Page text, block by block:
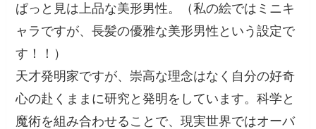
ぱっと見は上品な美形男性。（私の絵ではミニキ
ャラですが、長髪の優雅な美形男性という設定で
す！！）
天才発明家ですが、崇高な理念はなく自分の好奇
心の赴くままに研究と発明をしています。科学と
魔術を組み合わせることで、現実世界ではオーバ